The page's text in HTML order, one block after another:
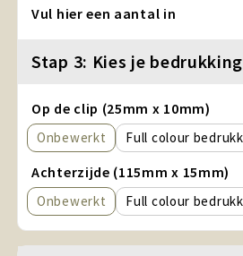
Vul hier een aantal in
Stap 3: Kies je bedrukking
Op de clip (25mm x 10mm)
Onbewerkt Full colour
Achterzijde (115mm x 15mm)
Onbewerkt Full colour